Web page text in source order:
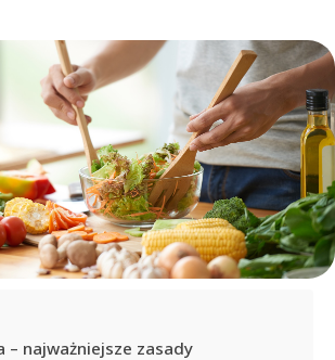
– najważniejsze zasady